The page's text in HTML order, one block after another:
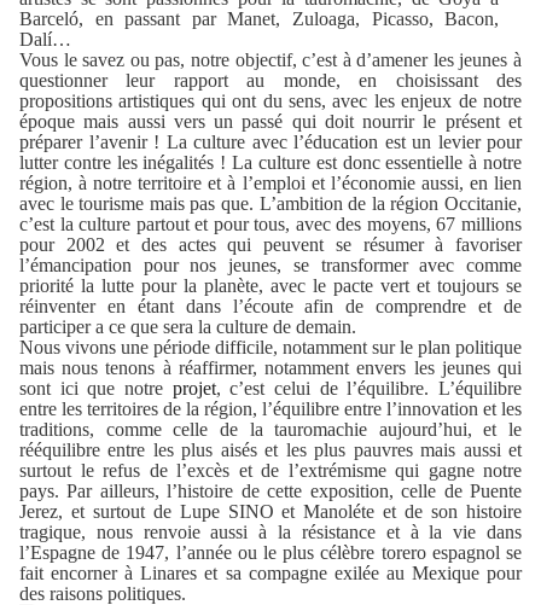
Barceló, en passant par Manet, Zuloaga, Picasso, Bacon,
Dalí…
Vous le savez ou pas, notre objectif, c’est à d’amener les jeunes à
questionner leur rapport au monde, en choisissant des
propositions artistiques qui ont du sens, avec les enjeux de notre
époque mais aussi vers un passé qui doit nourrir le présent et
préparer l’avenir ! La culture avec l’éducation est un levier pour
lutter contre les inégalités ! La culture est donc essentielle à notre
région, à notre territoire et à l’emploi et l’économie aussi, en lien
avec le tourisme mais pas que. L’ambition de la région Occitanie,
c’est la culture partout et pour tous, avec des moyens, 67 millions
pour 2002 et des actes qui peuvent se résumer à favoriser
l’émancipation pour nos jeunes, se transformer avec comme
priorité la lutte pour la planète, avec le pacte vert et toujours se
réinventer en étant dans l’écoute afin de comprendre et de
participer a ce que sera la culture de demain.
Nous vivons une période difficile, notamment sur le plan politique
mais nous tenons à réaffirmer, notamment envers les jeunes qui
sont ici que notre projet, c’est celui de l’équilibre. L’équilibre
entre les territoires de la région, l’équilibre entre l’innovation et les
traditions, comme celle de la tauromachie aujourd’hui, et le
rééquilibre entre les plus aisés et les plus pauvres mais aussi et
surtout le refus de l’excès et de l’extrémisme qui gagne notre
pays. Par ailleurs, l’histoire de cette exposition, celle de Puente
Jerez, et surtout de Lupe SINO et Manoléte et de son histoire
tragique, nous renvoie aussi à la résistance et à la vie dans
l’Espagne de 1947, l’année ou le plus célèbre torero espagnol se
fait encorner à Linares et sa compagne exilée au Mexique pour
des raisons politiques.